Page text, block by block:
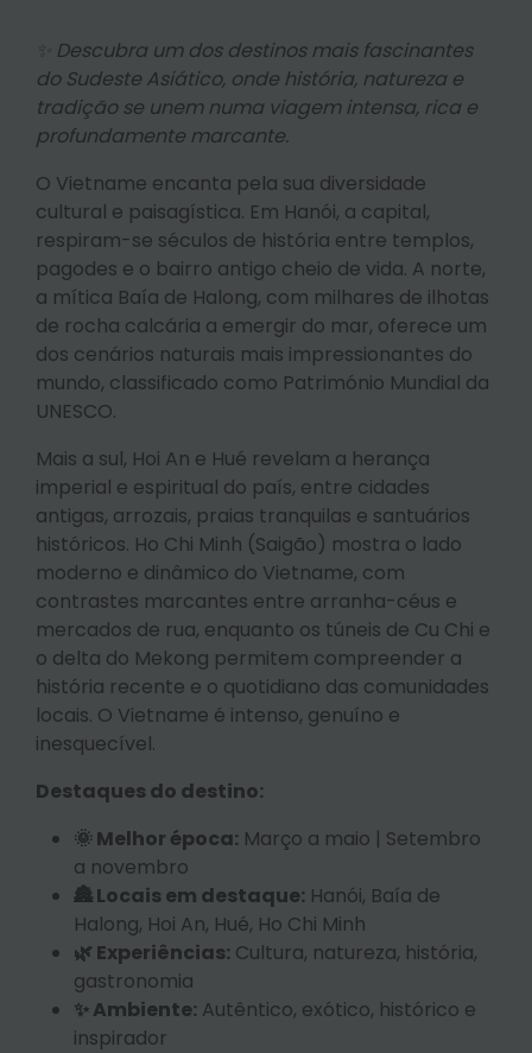
✨ Descubra um dos destinos mais fascinantes
do Sudeste Asiático, onde história, natureza e
tradição se unem numa viagem intensa, rica e
profundamente marcante.
O Vietname encanta pela sua diversidade
cultural e paisagística. Em Hanói, a capital,
respiram-se séculos de história entre templos,
pagodes e o bairro antigo cheio de vida. A norte,
a mítica Baía de Halong, com milhares de ilhotas
de rocha calcária a emergir do mar, oferece um
dos cenários naturais mais impressionantes do
mundo, classificado como Património Mundial da
UNESCO.
Mais a sul, Hoi An e Hué revelam a herança
imperial e espiritual do país, entre cidades
antigas, arrozais, praias tranquilas e santuários
históricos. Ho Chi Minh (Saigão) mostra o lado
moderno e dinâmico do Vietname, com
contrastes marcantes entre arranha-céus e
mercados de rua, enquanto os túneis de Cu Chi e
o delta do Mekong permitem compreender a
história recente e o quotidiano das comunidades
locais. O Vietname é intenso, genuíno e
inesquecível.
Destaques do destino:
🌞 Melhor época: Março a maio | Setembro
a novembro
🏯 Locais em destaque: Hanói, Baía de
Halong, Hoi An, Hué, Ho Chi Minh
🌿 Experiências: Cultura, natureza, história,
gastronomia
✨ Ambiente: Autêntico, exótico, histórico e
inspirador